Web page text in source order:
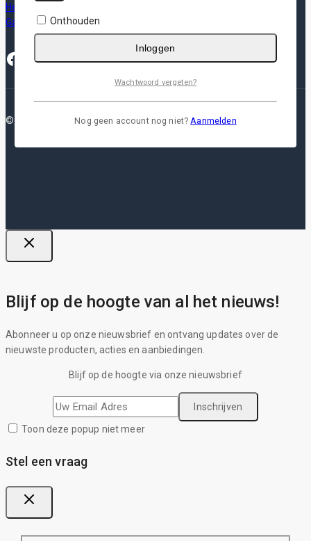
Herroepingsrecht
Garantie & Klachten
Facebook
Instagram
Pinterest
Google
YouTube
© 2026 Plotterfolie
Blijf op de hoogte van al het nieuws!
Abonneer u op onze nieuwsbrief en ontvang updates over de
nieuwste producten, acties en aanbiedingen.
Blijf op de hoogte via onze nieuwsbrief
Toon deze popup niet meer
Stel een vraag
Onthouden
Inloggen
Wachtwoord vergeten?
Nog geen account nog niet? Aanmelden